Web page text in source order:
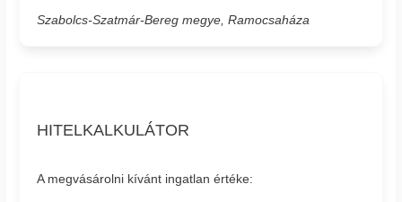
Szabolcs-Szatmár-Bereg megye, Ramocsaháza
HITELKALKULÁTOR
A megvásárolni kívánt ingatlan értéke: